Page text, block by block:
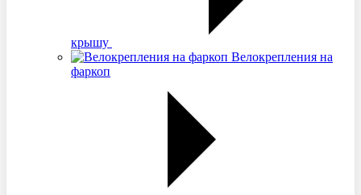
крышу
Велокрепления на
фаркоп